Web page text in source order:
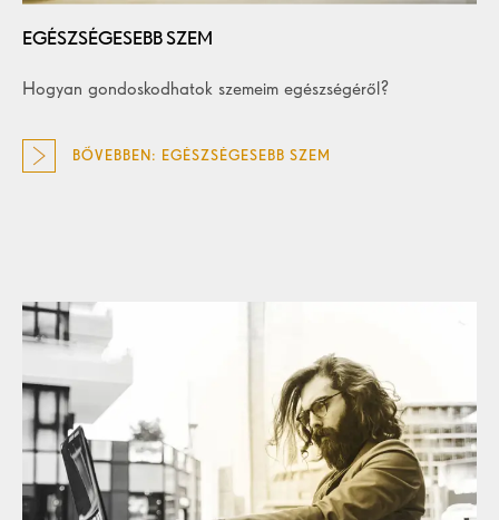
EGÉSZSÉGESEBB SZEM
Hogyan gondoskodhatok szemeim egészségéről?
BŐVEBBEN: EGÉSZSÉGESEBB SZEM